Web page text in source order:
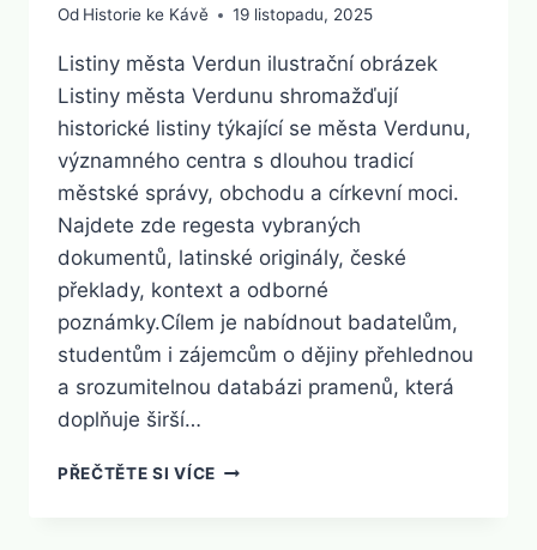
Od Historie ke Kávě 19 listopadu, 2025
Listiny města Verdun ilustrační obrázek
Listiny města Verdunu shromažďují
historické listiny týkající se města Verdunu,
významného centra s dlouhou tradicí
městské správy, obchodu a církevní moci.
Najdete zde regesta vybraných
dokumentů, latinské originály, české
překlady, kontext a odborné
poznámky.Cílem je nabídnout badatelům,
studentům i zájemcům o dějiny přehlednou
a srozumitelnou databázi pramenů, která
doplňuje širší…
PŘEČTĚTE SI VÍCELISTINY